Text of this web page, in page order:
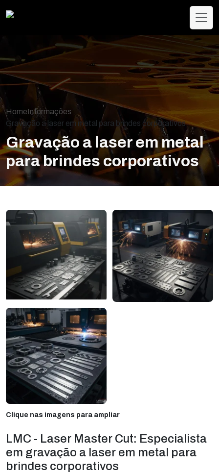
HomeInformações
Gravação a laser em metal para brindes corporativos
Gravação a laser em metal
para brindes corporativos
Clique nas imagens para ampliar
LMC - Laser Master Cut: Especialista
em gravação a laser em metal para
brindes corporativos